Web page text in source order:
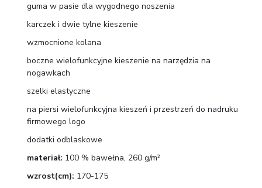
guma w pasie dla wygodnego noszenia
karczek i dwie tylne kieszenie
wzmocnione kolana
boczne wielofunkcyjne kieszenie na narzędzia na
nogawkach
szelki elastyczne
na piersi wielofunkcyjna kieszeń i przestrzeń do nadruku
firmowego logo
dodatki odblaskowe
materiał: 100 % bawełna, 260 g/m²
wzrost(cm): 170-175